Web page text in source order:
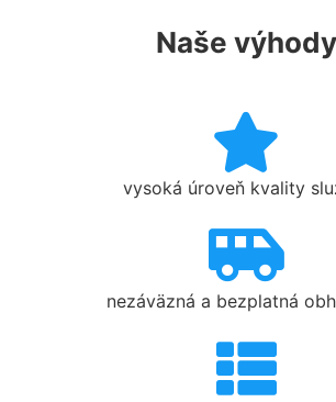
Naše výhody
vysoká úroveň kvality
nezáväzná a bezplatná